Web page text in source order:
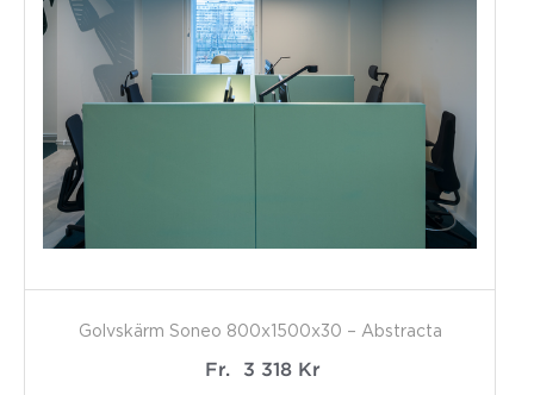
Golvskärm Soneo 800x1500x30 – Abstracta
Fr. 3 318 Kr